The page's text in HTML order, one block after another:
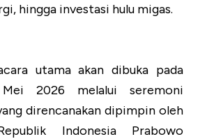
hingga investasi hulu migas.
utama akan dibuka pada
2026 melalui seremoni
direncanakan dipimpin oleh
Indonesia Prabowo